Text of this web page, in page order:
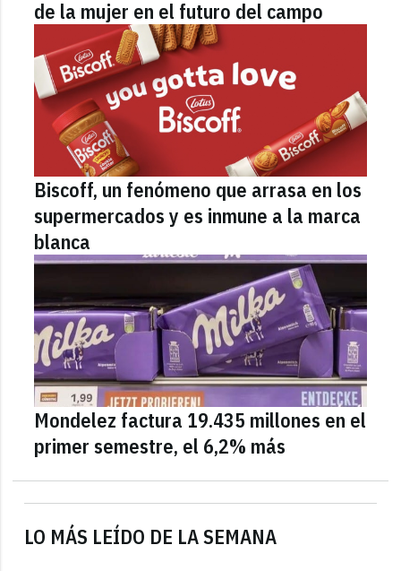
LO MÁS LEÍDO DE LA SEMANA
de la mujer en el futuro del campo
Biscoff, un fenómeno que arrasa en los
supermercados y es inmune a la marca
blanca
Mondelez factura 19.435 millones en el
primer semestre, el 6,2% más